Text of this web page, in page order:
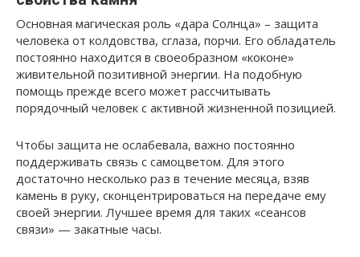
Основная магическая роль «дара Солнца» – защита
человека от колдовства, сглаза, порчи. Его обладатель
постоянно находится в своеобразном «коконе»
живительной позитивной энергии. На подобную
помощь прежде всего может рассчитывать
порядочный человек с активной жизненной позицией.
Чтобы защита не ослабевала, важно постоянно
поддерживать связь с самоцветом. Для этого
достаточно несколько раз в течение месяца, взяв
камень в руку, сконцентрироваться на передаче ему
своей энергии. Лучшее время для таких «сеансов
связи» — закатные часы.